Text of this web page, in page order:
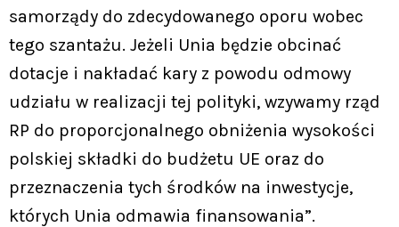
samorządy do zdecydowanego oporu wobec
tego szantażu. Jeżeli Unia będzie obcinać
dotacje i nakładać kary z powodu odmowy
udziału w realizacji tej polityki, wzywamy rząd
RP do proporcjonalnego obniżenia wysokości
polskiej składki do budżetu UE oraz do
przeznaczenia tych środków na inwestycje,
których Unia odmawia finansowania”.